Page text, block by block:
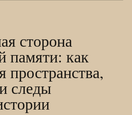
сторона
памяти: как
пространства,
следы